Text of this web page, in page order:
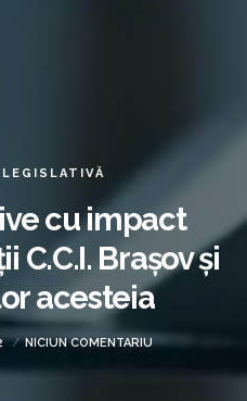
cu impact
C.C.I. Brașov și
acesteia
NICIUN COMENTARIU